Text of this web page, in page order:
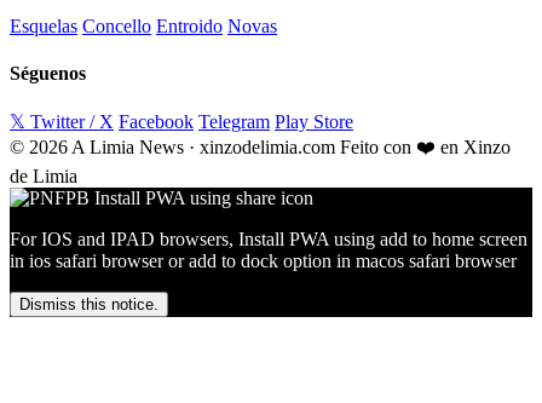
Esquelas Concello Entroido Novas
Séguenos
𝕏 Twitter / X Facebook Telegram Play Store
© 2026 A Limia News · xinzodelimia.com Feito con ❤️ en Xinzo
de Limia
For IOS and IPAD browsers, Install PWA using add to home screen
in ios safari browser or add to dock option in macos safari browser
Dismiss this notice.